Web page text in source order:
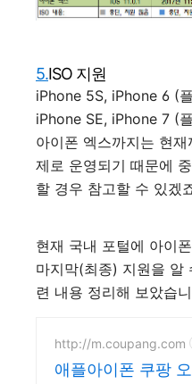
5.ISO 지원
iPhone 5S, iPhone 6 (
iPhone SE, iPhone 7 (
아이폰 엑스까지는 현
제로 운영되기 때문에
할 경우 참고할 수 있겠
현재 국내 포털에 아이
마지막(최종) 지원을 알
련 내용 정리해 보았습
http://m.coupang.com
애플아이폰 쿠팡